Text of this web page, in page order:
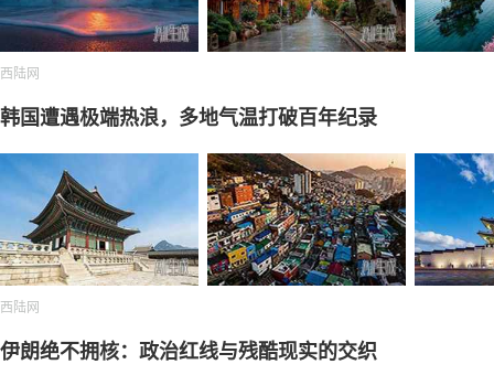
西陆网
韩国遭遇极端热浪，多地气温打破百年纪录
西陆网
伊朗绝不拥核：政治红线与残酷现实的交织